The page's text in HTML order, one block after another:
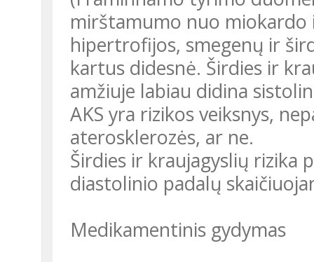
mirštamumo nuo
hipertrofijos, smegenų ir
kartus didesnė. Širdies ir
amžiuje labiau didina
AKS yra rizikos veiksnys,
aterosklerozės, ar ne.
Širdies ir kraujagyslių rizika
diastolinio padalų
Medikamentinis gydymas